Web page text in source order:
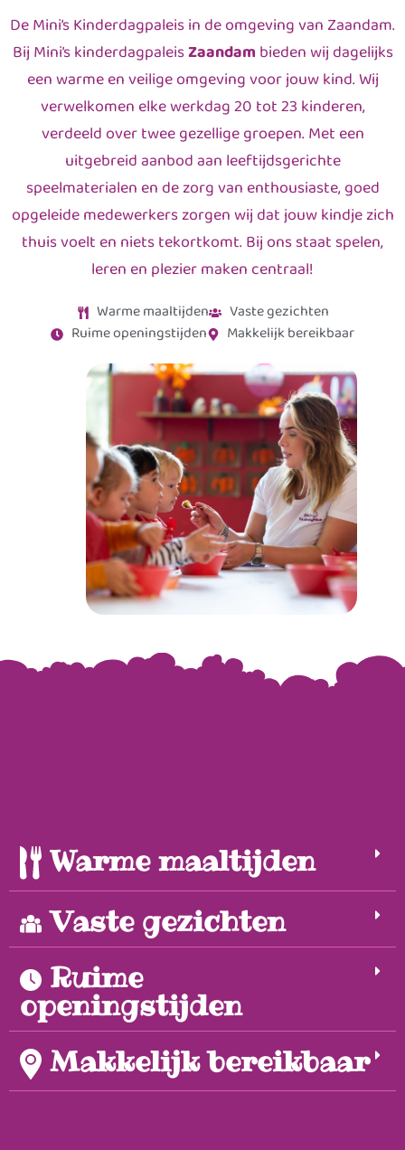
De Mini’s Kinderdagpaleis in de omgeving van Zaandam.
Bij Mini’s kinderdagpaleisZaandam bieden wij dagelijks
een warme en veilige omgeving voor jouw kind. Wij
verwelkomen elke werkdag 20 tot 23 kinderen,
verdeeld over twee gezellige groepen. Met een
uitgebreid aanbod aan leeftijdsgerichte
speelmaterialen en de zorg van enthousiaste, goed
opgeleide medewerkers zorgen wij dat jouw kindje zich
thuis voelt en niets tekortkomt. Bij ons staat spelen,
leren en plezier maken centraal!
Warme maaltijden
Vaste gezichten
Ruime openingstijden
Makkelijk bereikbaar
Warme maaltijden
Vaste gezichten
Ruime
openingstijden
Makkelijk bereikbaar